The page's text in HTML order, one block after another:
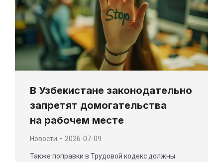
В Узбекистане законодательно
запретят домогательства
на рабочем месте
Новости 2026-07-09
Также поправки в Трудовой кодекс должны